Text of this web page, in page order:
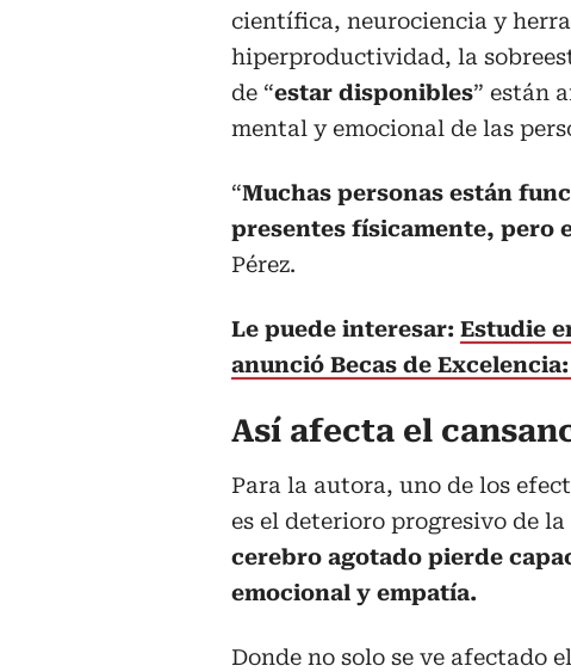
científica, neurociencia y
hiperproductividad, la
de “estar disponibles” están
mental y emocional de las
“Muchas personas están
presentes físicamente, pero
Pérez.
Le puede interesar: Estudie
anunció Becas de
Así afecta el
Para la autora, uno de los
es el deterioro progresivo de
cerebro agotado pierde
emocional y empatía.
Donde no solo se ve afectado